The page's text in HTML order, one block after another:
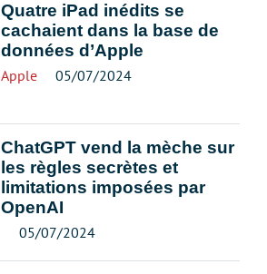
Quatre iPad inédits se
cachaient dans la base de
données d’Apple
Apple 05/07/2024
ChatGPT vend la mèche sur
les règles secrètes et
limitations imposées par
OpenAI
05/07/2024